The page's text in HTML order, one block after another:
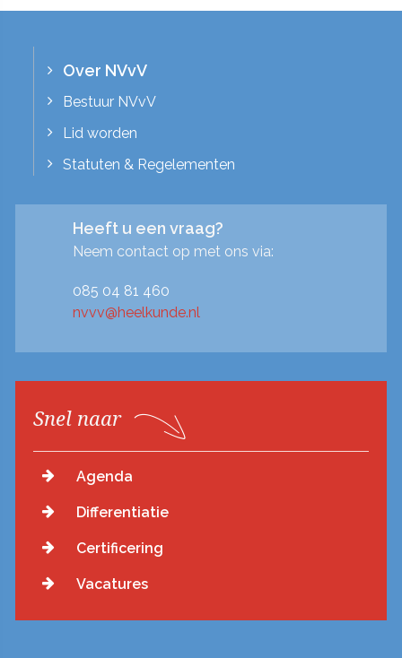
Over NVvV
Bestuur NVvV
Lid worden
Statuten & Regelementen
Heeft u een vraag?
Neem contact op met ons via:
085 04 81 460
nvvv@heelkunde.nl
Snel naar
Agenda
Differentiatie
Certificering
Vacatures